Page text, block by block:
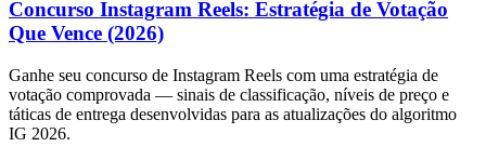
Concurso Instagram Reels: Estratégia de Votação
Que Vence (2026)
Ganhe seu concurso de Instagram Reels com uma estratégia de
votação comprovada — sinais de classificação, níveis de preço e
táticas de entrega desenvolvidas para as atualizações do algoritmo
IG 2026.